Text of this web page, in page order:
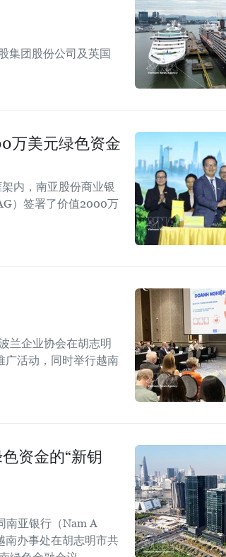
集团股份公司及英国
万美元绿色资金
内，南亚股份商业银
）签署了价值2000万
兰企业协会在胡志明
活动，同时举行越南
资金的“新钥
南亚银行（Nam A
办事处在胡志明市共